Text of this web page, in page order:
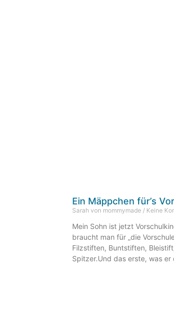
Ein Mäppchen für’s
Sarah von mommymade Keine
Mein Sohn ist jetzt
braucht man für „die
Filzstiften, Buntstiften,
Spitzer.Und das erste, was